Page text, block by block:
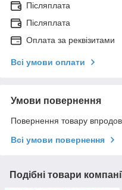
Післяплата
Післяплата
Оплата за реквізитами
Всі умови оплати
Умови повернення
Повернення товару
Всі умови повернення
Подібні товари